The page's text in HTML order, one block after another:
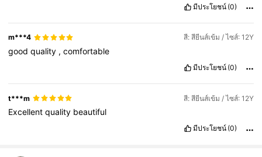
มีประโยชน์ (0)
m***4 สี: สียีนส์เข้ม / ไซส์: 12Y
goodquality ,comfortable
มีประโยชน์ (0)
t***m สี: สียีนส์เข้ม / ไซส์: 12Y
Excellentquality beautiful
มีประโยชน์ (0)